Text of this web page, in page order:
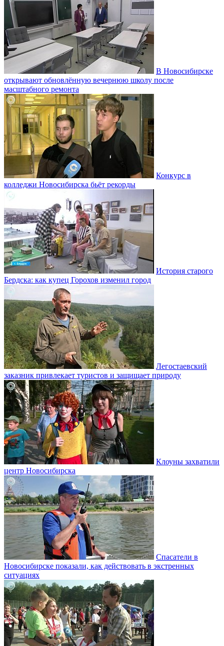
В Новосибирске
открывают обновлённую вечернюю школу после
масштабного ремонта
Конкурс в
колледжи Новосибирска бьёт рекорды
История старого
Бердска: как купец Горохов изменил город
Легостаевский
заказник привлекает туристов и защищает природу
Клоуны захватили
центр Новосибирска
Спасатели в
Новосибирске показали, как действовать в экстренных
ситуациях